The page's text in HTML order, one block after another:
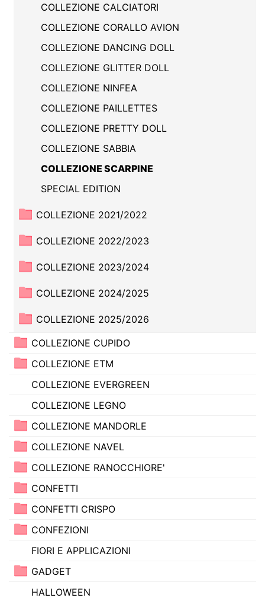
COLLEZIONE CALCIATORI
COLLEZIONE CORALLO AVION
COLLEZIONE DANCING DOLL
COLLEZIONE GLITTER DOLL
COLLEZIONE NINFEA
COLLEZIONE PAILLETTES
COLLEZIONE PRETTY DOLL
COLLEZIONE SABBIA
COLLEZIONE SCARPINE
SPECIAL EDITION
COLLEZIONE 2021/2022
COLLEZIONE 2022/2023
COLLEZIONE 2023/2024
COLLEZIONE 2024/2025
COLLEZIONE 2025/2026
COLLEZIONE CUPIDO
COLLEZIONE ETM
COLLEZIONE EVERGREEN
COLLEZIONE LEGNO
COLLEZIONE MANDORLE
COLLEZIONE NAVEL
COLLEZIONE RANOCCHIORE'
CONFETTI
CONFETTI CRISPO
CONFEZIONI
FIORI E APPLICAZIONI
GADGET
HALLOWEEN